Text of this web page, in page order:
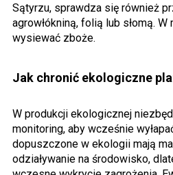
Sątyrzu, sprawdza się również
agrowłókniną, folią lub słomą.
wysiewać zboże.
Jak chronić ekologiczne
W produkcji ekologicznej
monitoring, aby wcześnie
dopuszczone w ekologii mają
odziaływanie na środowisko,